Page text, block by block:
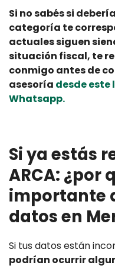
Si no sabés si
categoría te
actuales siguen
situación fiscal, te
conmigo antes de
asesoría desde este
Whatsapp.
Si ya estás
ARCA: ¿por
importante
datos en
Si tus datos están
podrían ocurrir